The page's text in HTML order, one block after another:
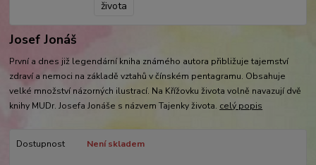
Josef Jonáš
První a dnes již legendární kniha známého autora přibližuje tajemství
zdraví a nemoci na základě vztahů v čínském pentagramu. Obsahuje
velké množství názorných ilustrací. Na Křížovku života volně navazují dvě
knihy MUDr. Josefa Jonáše s názvem Tajenky života. celý popis
Dostupnost Není skladem